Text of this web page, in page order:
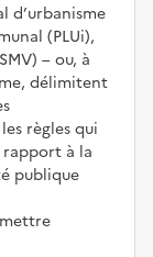
d’urbanisme
(PLUi),
– ou, à
délimitent
règles qui
à la
publique